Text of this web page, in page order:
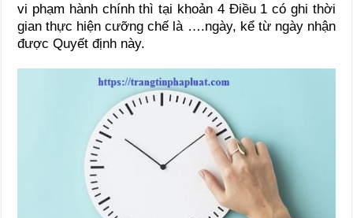
vi phạm hành chính thì tại khoản 4 Điều 1 có ghi thời
gian thực hiện cưỡng chế là ….ngày, kể từ ngày nhận
được Quyết định này.